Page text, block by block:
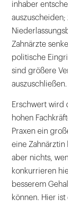
inhaber
Zahnärzte
politische
sind größere
auszuschließen.
Erschwert wird
hohen
Praxen ein
eine Zahnärztin
aber nichts,
konkurrieren
besserem
können. Hier